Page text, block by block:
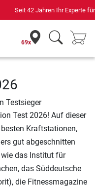
für Heimfitness
69x
Testsieger
Test 2026! Auf dieser
Kraftstationen,
gut abgeschnitten
das Institut für
das Süddeutsche
die Fitnessmagazine